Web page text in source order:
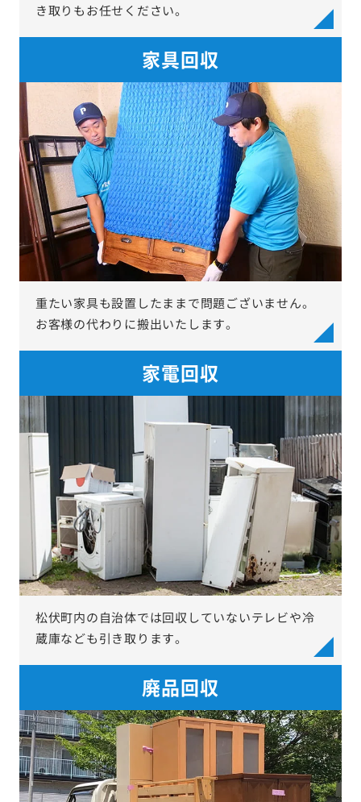
き取りもお任せください。
家具回収
重たい家具も設置したままで問題ございません。
お客様の代わりに搬出いたします。
家電回収
松伏町内の自治体では回収していないテレビや冷
蔵庫なども引き取ります。
廃品回収